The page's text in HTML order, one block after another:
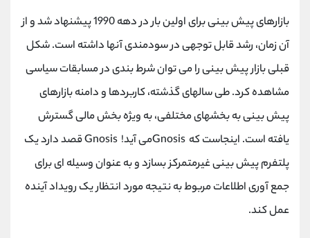
بازارهای پیش بینی برای اولین بار در دهه 1990 پیشنهاد شد و از
آن زمان، رشد قابل توجهی در سودمندی آنها داشته است. شکل
قبلی بازار پیش بینی را می توان شرط بندی در مسابقات سیاسی
مشاهده کرد. طی سالهای گذشته، کاربردها و دامنه بازارهای
پیش بینی به بخشهای مختلفی، به ویژه بخش مالی گسترش
یافته است. اینجاست که Gnosisمی آید! Gnosis قصد دارد یک
پلتفرم پیش بینی غیرمتمرکز بسازد و به عنوان وسیله ای برای
جمع آوری اطلاعات مربوط به نتیجه مورد انتظار یک رویداد آینده
عمل کند.